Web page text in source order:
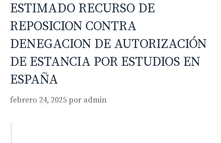
ESTIMADO RECURSO DE
REPOSICION CONTRA
DENEGACION DE AUTORIZACIÓN
DE ESTANCIA POR ESTUDIOS EN
ESPAÑA
febrero 24, 2025 por admin